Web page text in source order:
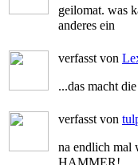
geilomat. was
anderes ein
verfasst von
...das macht
verfasst von
na endlich mal